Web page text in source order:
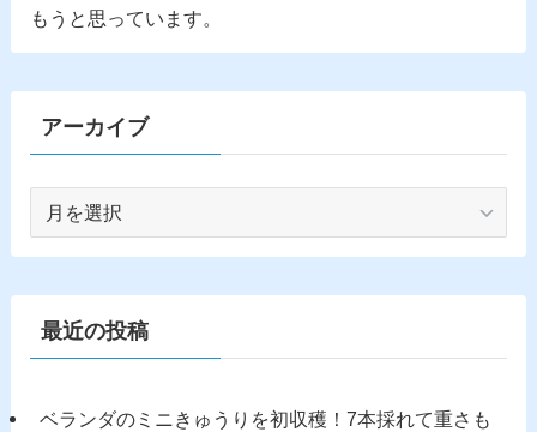
もうと思っています。
アーカイブ
カ
イ
ブ
最近の投稿
ベランダのミニきゅうりを初収穫！7本採れて重さも